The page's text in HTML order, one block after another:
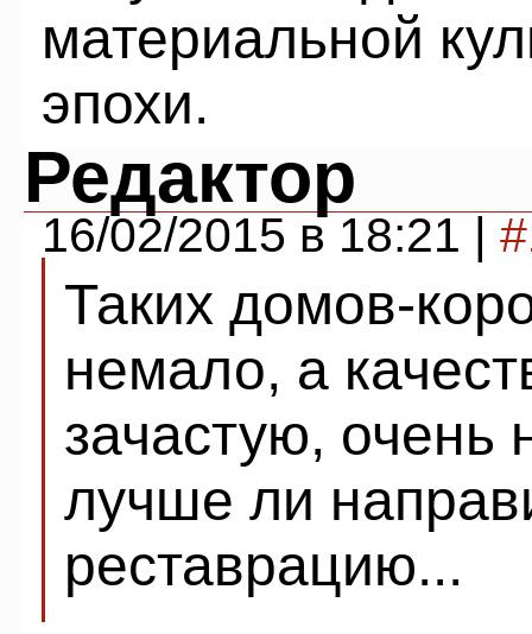
материальной
эпохи.
Редактор
16/02/2015 в 18:21 |
Таких домов-
немало, а
зачастую, очень
лучше ли
реставрацию...